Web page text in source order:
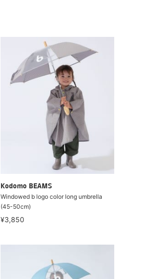
Kodomo BEAMS
Windowed b logo color long umbrella
(45-50cm)
¥3,850